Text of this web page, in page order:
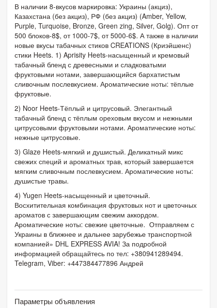
В наличии 8-вкусов маркировка: Украины (акциз),
Казахстана (без акциз), РФ (без акциз) (Amber, Yellow,
Purple, Turquoise, Bronze, Green zing, Silver, Golg). Опт от
500 блоков-8$, от 1000-7$, от 5000-6$. А также в наличии
новые вкусы табачных стиков CREATIONS (Криэйшенс)
стики Heets. 1) Aprisity Heets-насыщенный и кремовый
табачный бленд с древесными и сладковатыми
фруктовыми нотами, завершающийся бархатистым
сливочным послевкусием. Ароматические ноты: тёплые
фруктовые.
2) Noor Heets-Тёплый и цитрусовый. Элегантный
табачный бленд с тёплым ореховым вкусом и нежными
цитрусовыми фруктовыми нотами. Ароматические ноты:
нежные цитрусовые.
3) Glaze Heets-мягкий и душистый. Деликатный микс
свежих специй и ароматных трав, который завершается
мягким сливочным послевкусием. Ароматические ноты:
душистые травы.
4) Yugen Heets-насыщенный и цветочный.
Восхитительная комбинация фруктовых нот и цветочных
ароматов с завершающим свежим аккордом.
Ароматические ноты: свежие цветочные. Отправляем с
Украины в ближнее и дальнее зарубежье транспортной
компанией» DHL EXPRESS AVIA! За подробной
информацией обращайтесь по тел: +380941289494.
Telegram, Viber: +447384477896 Андрей
Параметры объявления